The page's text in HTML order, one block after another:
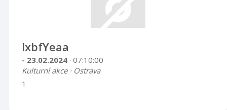
lxbfYeaa
- 23.02.2024 · 07:10:00
Kulturní akce · Ostrava
1